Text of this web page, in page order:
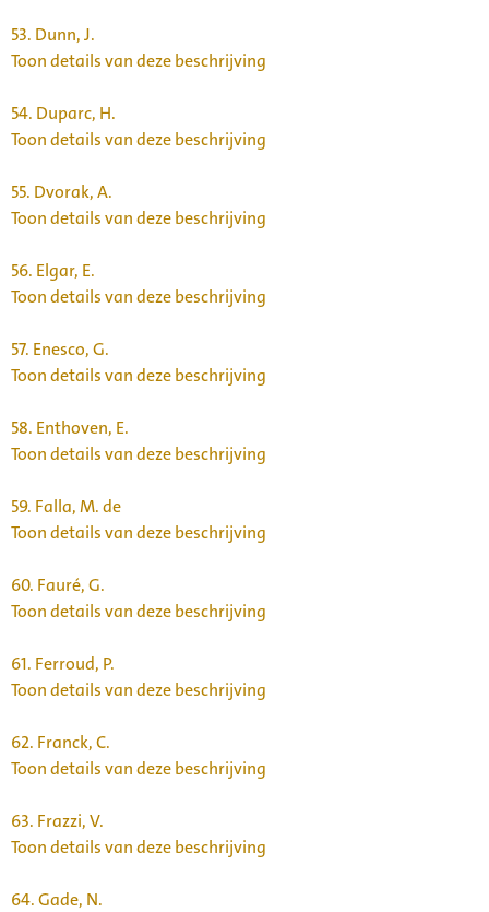
53. Dunn, J.
Toon details van deze beschrijving
54. Duparc, H.
Toon details van deze beschrijving
55. Dvorak, A.
Toon details van deze beschrijving
56. Elgar, E.
Toon details van deze beschrijving
57. Enesco, G.
Toon details van deze beschrijving
58. Enthoven, E.
Toon details van deze beschrijving
59. Falla, M. de
Toon details van deze beschrijving
60. Fauré, G.
Toon details van deze beschrijving
61. Ferroud, P.
Toon details van deze beschrijving
62. Franck, C.
Toon details van deze beschrijving
63. Frazzi, V.
Toon details van deze beschrijving
64.Gade, N.